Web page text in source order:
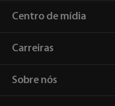
Centro de mídia
Carreiras
Sobre nós